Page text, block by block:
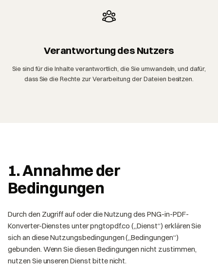
Verantwortung des Nutzers
Sie sind für die Inhalte verantwortlich, die Sie umwandeln, und dafür,
dass Sie die Rechte zur Verarbeitung der Dateien besitzen.
1. Annahme der
Bedingungen
Durch den Zugriff auf oder die Nutzung des PNG-in-PDF-
Konverter-Dienstes unter pngtopdf.co („Dienst“) erklären Sie
sich an diese Nutzungsbedingungen („Bedingungen“)
gebunden. Wenn Sie diesen Bedingungen nicht zustimmen,
nutzen Sie unseren Dienst bitte nicht.